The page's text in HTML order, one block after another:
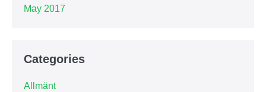
May 2017
Categories
Allmänt